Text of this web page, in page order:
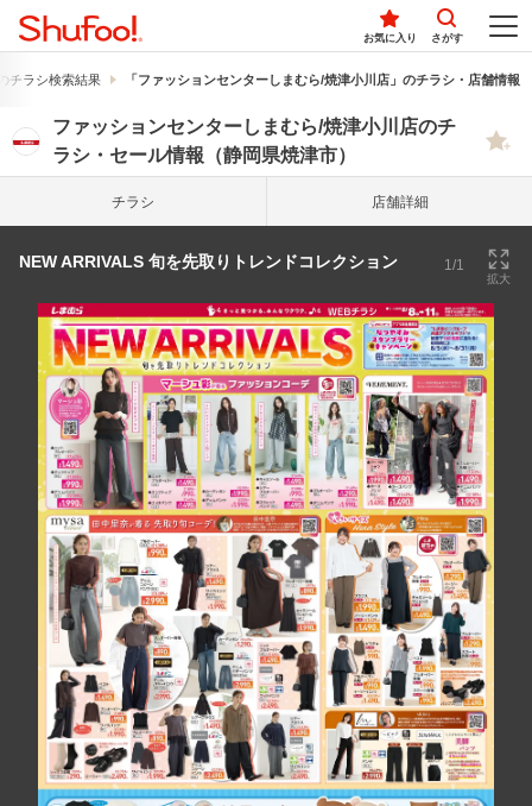
お気に入り さがす
チラシ検索結果 「ファッションセンターしまむら/焼津小川店」のチラシ・店舗情報
ファッションセンターしまむら/焼津小川店のチ
ラシ・セール情報（静岡県焼津市）
チラシ 店舗詳細
NEW ARRIVALS 旬を先取りトレンドコレクション 1/1
拡大